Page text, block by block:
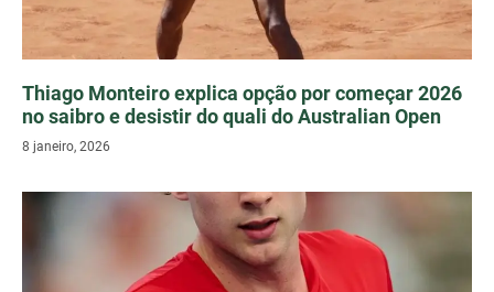
Thiago Monteiro explica opção por começar 2026
no saibro e desistir do quali do Australian Open
8 janeiro, 2026